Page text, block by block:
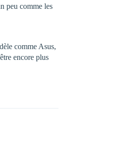
peu comme les
comme Asus,
encore plus